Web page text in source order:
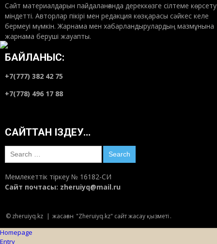
Сайт материалдарын пайдаланғанда дереккөзге сілтеме көрсету
міндетті. Авторлар пікірі мен редакция көзқарасы сәйкес келе
бермеуі мүмкін. Жарнама мен хабарландырулардың мазмұнына
жарнама беруші жауапты.
БАЙЛАНЫС:
+7(777) 382 42 75
+7(778) 496 17 88
САЙТТАН ІЗДЕУ…
Search
for:
Мемлекеттік тіркеу № 16182-СИ
Сайт почтасы: zheruiyq@mail.ru
© zheruiyq.kz | жасаған "Zheruiyq.kz" сайт жасау қызметі .
Homepage
Entry